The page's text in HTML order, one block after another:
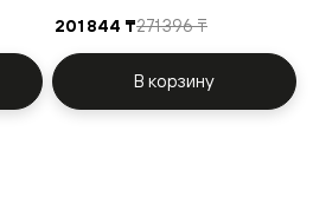
201 844 ₸271 396 ₸
В корзину